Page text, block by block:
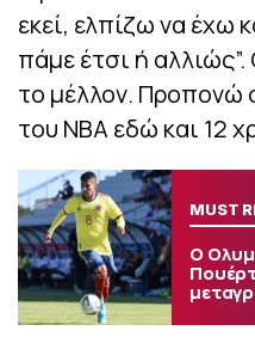
εκεί, ελπίζω να έχω
πάμε έτσι ή
το μέλλον. Προπονώ
του NBA εδώ και 12
MUST
Ο